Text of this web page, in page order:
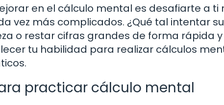
en el cálculo mental es desafiarte a ti
vez más complicados. ¿Qué tal intentar
o restar cifras grandes de forma rápida y
tu habilidad para realizar cálculos
practicar cálculo mental